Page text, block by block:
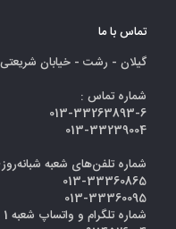
تماس با ما
گیلان - رشت - خیابان شریعتی
شماره تماس :
013-33263893-6
013-33239004
شماره‌ تلفن‌های شعبه‌
013-33360865
013-33360095
شماره تلگرام و واتساپ شعبه 1 :